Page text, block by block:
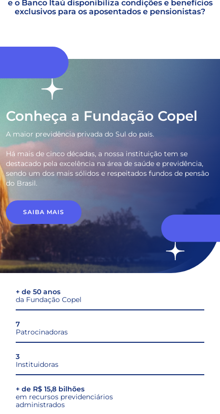
e o Banco Itaú disponibiliza condições e benefícios
exclusivos para os aposentados e pensionistas?
Conheça a Fundação Copel
A maior previdência privada do Sul do país.
Há mais de cinco décadas, a nossa instituição tem se
destacado pela excelência na área de saúde e previdência,
sendo um dos mais sólidos e respeitados fundos de pensão
do Brasil.
SAIBA MAIS
+ de 50 anos
da Fundação Copel
7
Patrocinadoras
3
Instituidoras
+ de R$ 15,8 bilhões
em recursos previdenciários
administrados